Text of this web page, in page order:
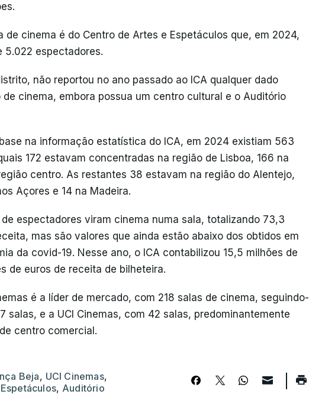
de cinema é do Centro de Artes e Espetáculos que, em 2024,
5.022 espectadores.
não reportou no ano passado ao ICA qualquer dado
cinema, embora possua um centro cultural e o Auditório
na informação estatística do ICA, em 2024 existiam 563
172 estavam concentradas na região de Lisboa, 166 na
centro. As restantes 38 estavam na região do Alentejo,
Açores e 14 na Madeira.
de espectadores viram cinema numa sala, totalizando 73,3
mas são valores que ainda estão abaixo dos obtidos em
da covid-19. Nesse ano, o ICA contabilizou 15,5 milhões de
de euros de receita de bilheteira.
é a líder de mercado, com 218 salas de cinema, seguindo-
salas, e a UCI Cinemas, com 42 salas, predominantemente
centro comercial.
Beja, UCI Cinemas,
Espetáculos, Auditório